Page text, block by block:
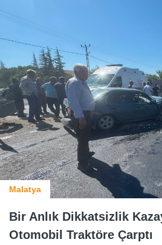
Malatya
Bir Anlık Dikkatsizlik
Otomobil Traktöre Çarptı